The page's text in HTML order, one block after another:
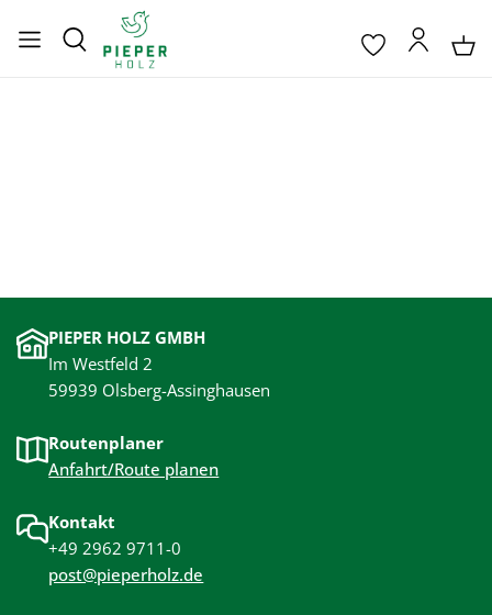
PIEPER HOLZ GMBH
Im Westfeld 2
59939 Olsberg-Assinghausen
Routenplaner
Anfahrt/Route planen
Kontakt
+49 2962 9711-0
post@pieperholz.de